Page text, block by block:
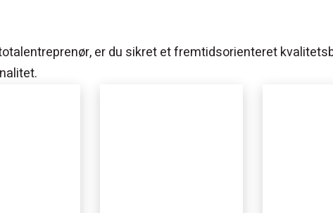
er du sikret et fremtidsorienteret